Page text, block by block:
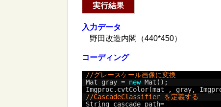
実行結果
入力データ
野田改造内閣（440*450）
コーディング
//グレースケール画像に変換
Mat gray = new Mat();
Imgproc.cvtColor(mat , gray,
//CascadeClassifier を定義する
String cascade_path=